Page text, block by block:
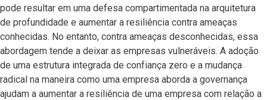
pode resultar em uma defesa compartimentada na arquitetura
de profundidade e aumentar a resiliência contra ameaças
conhecidas. No entanto, contra ameaças desconhecidas, essa
abordagem tende a deixar as empresas vulneráveis. A adoção
de uma estrutura integrada de confiança zero e a mudança
radical na maneira como uma empresa aborda a governança
ajudam a aumentar a resiliência de uma empresa com relação a